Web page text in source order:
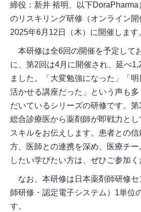
締役：新井 裕明、以下
のリスキリング研修（オンライン
2025年6月12日（木）に開催します
本研修は全6回の開催を予定して
に、第2回は4月に開催され、延べ
ました。「大変勉強になった」「
活かせる講座だった」という声も
だいているシリーズの研修です。第
総合診療医から薬剤師が即戦力と
スキルをお伝えします。患者との
方、医師との連携を深め、医療チ
したい学びたい方は、ぜひご参加く
なお、本研修は日本薬剤師研修セ
師研修・認定電子システム）1単位
す。